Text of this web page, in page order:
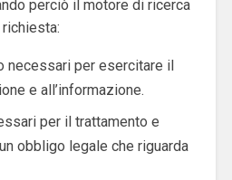
perciò il motore di ricerca
necessari per esercitare il
e all’informazione.
per il trattamento e
obbligo legale che riguarda